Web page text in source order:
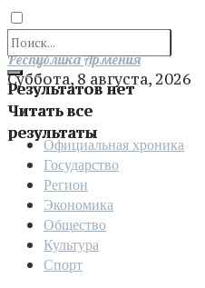
Результатов нет
Читать все
результаты
Отправить
Республика Армения
Суббота, 8 августа, 2026
Официальная хроника
Государство
Регион
Экономика
Общество
Культура
Спорт